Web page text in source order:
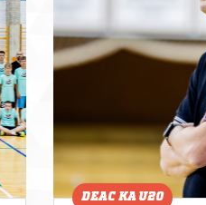
DEAC KA U20